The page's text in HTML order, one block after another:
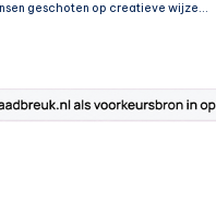
geschoten op creatieve wijze…